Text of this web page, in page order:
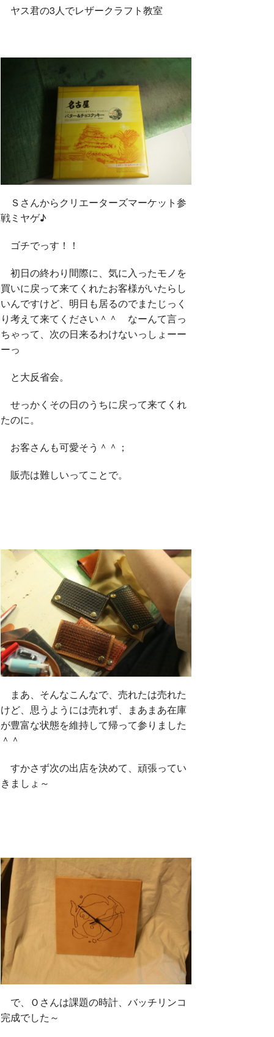
ヤス君の3人でレザークラフト教室
Ｓさんからクリエーターズマーケット参
戦ミヤゲ♪
ゴチでっす！！
初日の終わり間際に、気に入ったモノを
買いに戻って来てくれたお客様がいたらし
いんですけど、明日も居るのでまたじっく
り考えて来てください＾＾ なーんて言っ
ちゃって、次の日来るわけないっしょーー
ーっ
と大反省会。
せっかくその日のうちに戻って来てくれ
たのに。
お客さんも可愛そう＾＾；
販売は難しいってことで。
まあ、そんなこんなで、売れたは売れた
けど、思うようには売れず、まあまあ在庫
が豊富な状態を維持して帰って参りました
＾＾
すかさず次の出店を決めて、頑張ってい
きましょ～
で、Ｏさんは課題の時計、バッチリンコ
完成でした～